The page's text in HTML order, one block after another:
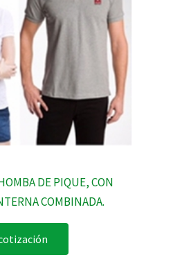
DE PIQUE, CON
COMBINADA.